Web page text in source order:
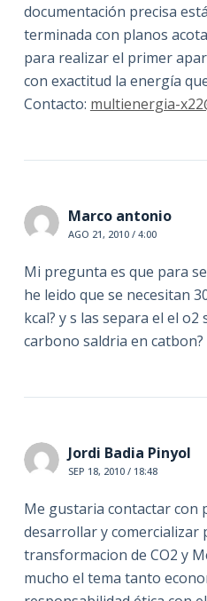
documentación precisa
terminada con planos
para realizar el primer
con exactitud la energía
Contacto: multienergia-
Marco antonio
AGO 21, 2010 / 4:00
Mi pregunta es que para
he leido que se necesitan
kcal? y s las separa el el
carbono saldria en catbon?
Jordi Badia Pinyol
SEP 18, 2010 / 18:48
Me gustaria contactar con
desarrollar y comercializar
transformacion de CO2 y
mucho el tema tanto